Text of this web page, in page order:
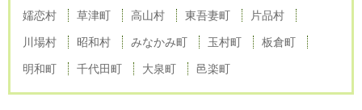
嬬恋村 草津町 高山村 東吾妻町 片品村
川場村 昭和村 みなかみ町 玉村町 板倉町
明和町 千代田町 大泉町 邑楽町